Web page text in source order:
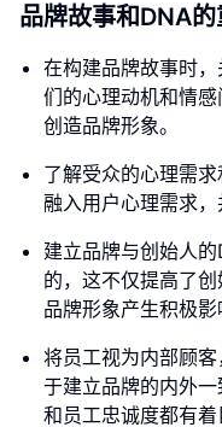
品牌故事和DNA
在构建品牌故事时
们的心理动机和情
创造品牌形象。
了解受众的心理需
融入用户心理需求，
建立品牌与创始人
的，这不仅提高了
品牌形象产生积极影
将员工视为内部顾
于建立品牌的内外
和员工忠诚度都有着